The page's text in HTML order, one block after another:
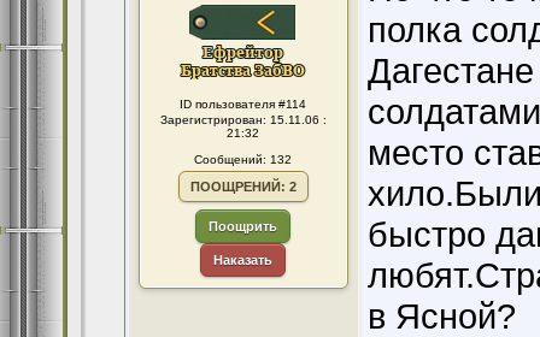
ID пользователя #114
Зарегистрирован: 15.11.06 :
21:32
Сообщений: 132
ПООЩРЕНИЙ: 2
Поощрить
Наказать
полка
место
быстро
в Ясной?